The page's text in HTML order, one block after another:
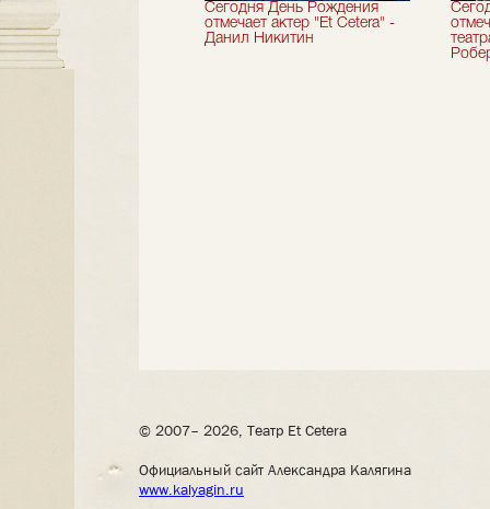
сезон!
Сегодня День Рождения
отмечает актер "Et Cetera" -
Данил Никитин
© 2007– 2026, Театр Et Cetera
Официальный сайт Александра Калягина
www.kalyagin.ru